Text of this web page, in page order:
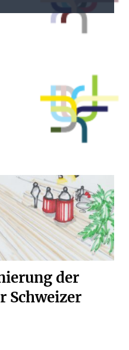
der
Schweizer